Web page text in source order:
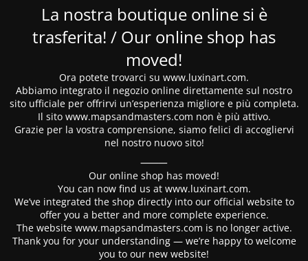
La nostra boutique online si è
trasferita! / Our online shop has
moved!
Ora potete trovarci su www.luxinart.com.
Abbiamo integrato il negozio online direttamente sul nostro
sito ufficiale per offrirvi un’esperienza migliore e più completa.
Il sito www.mapsandmasters.com non è più attivo.
Grazie per la vostra comprensione, siamo felici di accogliervi
nel nostro nuovo sito!
⸻
Our online shop has moved!
You can now find us at www.luxinart.com.
We’ve integrated the shop directly into our official website to
offer you a better and more complete experience.
The website www.mapsandmasters.com is no longer active.
Thank you for your understanding — we’re happy to welcome
you to our new website!